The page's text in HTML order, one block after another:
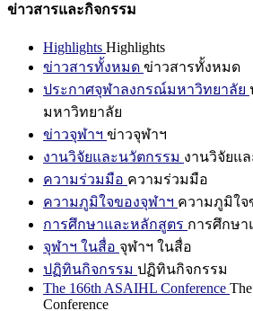
ข่าวสารและกิจกรรม
Highlights Highlights
ข่าวสารทั้งหมด ข่าวสารทั้งหมด
ประกาศจุฬาลงกรณ์มหาวิทยาลัย
มหาวิทยาลัย
ข่าวจุฬาฯ ข่าวจุฬาฯ
งานวิจัยและนวัตกรรม งานวิจัยแ
ความร่วมมือ ความร่วมมือ
ความภูมิใจของจุฬาฯ ความภูมิใจ
การศึกษาและหลักสูตร การศึกษา
จุฬาฯ ในสื่อ จุฬาฯ ในสื่อ
ปฏิทินกิจกรรม ปฏิทินกิจกรรม
The 166th ASAIHL Conference
Conference